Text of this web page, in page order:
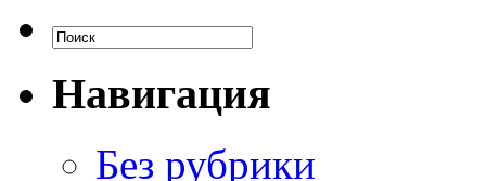
Навигация
Без рубрики